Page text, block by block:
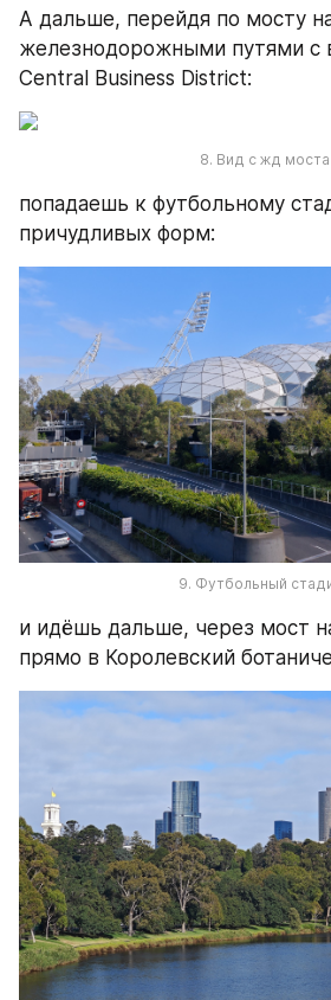
А дальше, перейдя по мосту
железнодорожными путями с
Central Business District:
8. Вид с жд моста
попадаешь к футбольному
причудливых форм:
9. Футбольный
и идёшь дальше, через мост
прямо в Королевский